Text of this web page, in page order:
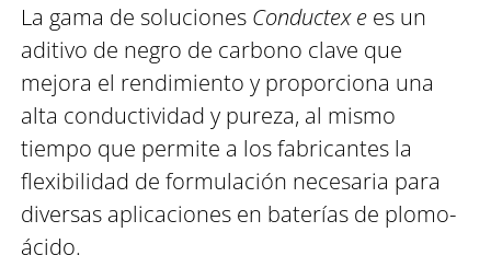
La gama de soluciones Conductex e es un
aditivo de negro de carbono clave que
mejora el rendimiento y proporciona una
alta conductividad y pureza, al mismo
tiempo que permite a los fabricantes la
flexibilidad de formulación necesaria para
diversas aplicaciones en baterías de plomo-
ácido.